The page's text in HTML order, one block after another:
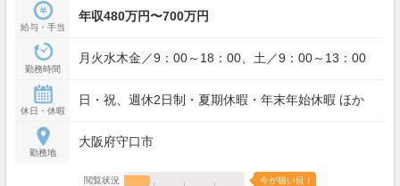
給与・手当
年収480万円〜700万円
勤務時間
月火水木金／9：00～18：00、土／9：00～13：00
休日・休暇
日・祝、週休2日制・夏期休暇・年末年始休暇 ほか
勤務地
大阪府守口市
閲覧状況 今が狙い目！